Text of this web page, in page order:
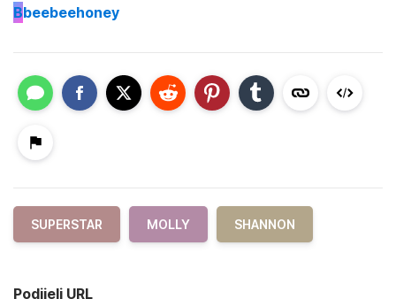
Bbeebeehoney
SUPERSTAR MOLLY SHANNON
Podijeli URL